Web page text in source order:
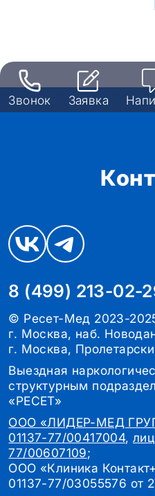
Звонок Заявка
8 (499) 213-02-
© Ресет-Мед 2023-
г. Москва, наб.
г. Москва,
Выездная
структурным
«РЕСЕТ»
ООО «ЛИДЕР-МЕД
01137-77/00417004,
77/00607109;
ООО «Клиника
01137-77/03055576 от